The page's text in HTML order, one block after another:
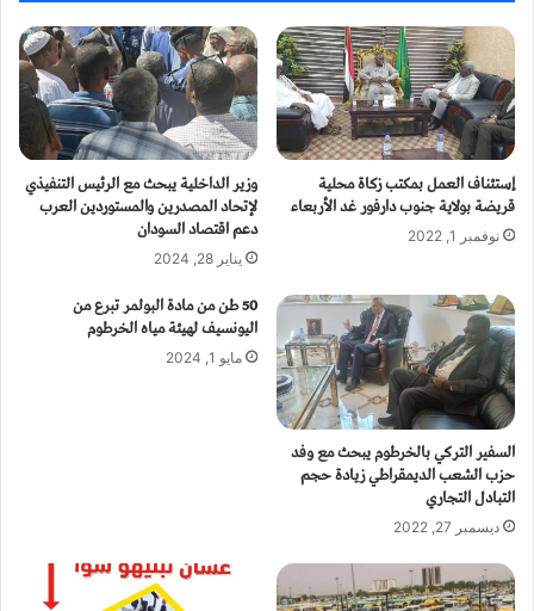
إستئناف العمل بمكتب زكاة محلية
قريضة بولاية جنوب دارفور غد الأربعاء
نوفمبر 1, 2022
وزير الداخلية يبحث مع الرئيس التنفيذي
لإتحاد المصدرين والمستوردين العرب
دعم اقتصاد السودان
يناير 28, 2024
السفير التركي بالخرطوم يبحث مع وفد
حزب الشعب الديمقراطي زيادة حجم
التبادل التجاري
ديسمبر 27, 2022
50 طن من مادة البولمر تبرع من
اليونسيف لهيئة مياه الخرطوم
مايو 1, 2024